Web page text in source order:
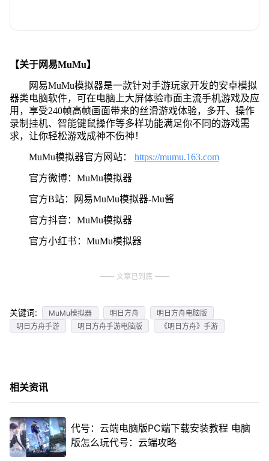
【关于网易MuMu】
网易MuMu模拟器是一款针对手游玩家开发的安卓模拟
器类电脑软件，可在电脑上大屏体验市面主流手机游戏及应
用，享受240帧高帧画面带来的丝滑游戏体验，多开、操作
录制挂机、智能键鼠操作等多样功能满足你不同的游戏需
求，让你轻松游戏成神不伤神！
MuMu模拟器官方网站： https://mumu.163.com
官方微博：MuMu模拟器
官方B站：网易MuMu模拟器-Mu酱
官方抖音：MuMu模拟器
官方小红书：MuMu模拟器
文章已到底
关键词: MuMu模拟器 明日方舟
明日方舟电脑版
明日方舟手游
明日方舟手游电脑版 《明日方舟》手游
相关资讯
代号：云端电脑版PC端下载安装教程 电脑
版怎么玩代号：云端攻略